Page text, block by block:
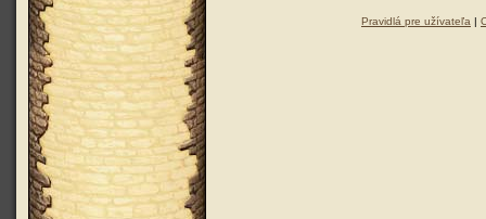
Pravidlá pre užívateľa |